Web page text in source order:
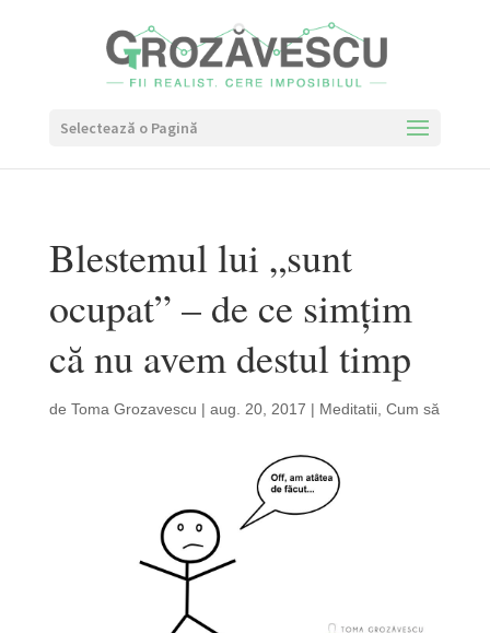
Selectează o Pagină
Blestemul lui „sunt
ocupat” – de ce simțim
că nu avem destul timp
de Toma Grozavescu | aug. 20, 2017 | Meditatii, Cum să